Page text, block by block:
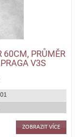
60CM, PRŮMĚR
V3S
ZOBRAZIT VÍCE